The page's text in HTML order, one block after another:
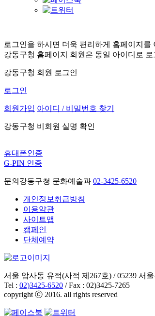
로그인을 하시면 더욱 편리하게 홈페이지를
강동구청 홈페이지 회원은 동일 아이디로
강동구청 회원 로그인
로그인
회원가입 아이디 / 비밀번호 찾기
강동구청 비회원 실명 확인
휴대폰인증
G-PIN 인증
문의 강동구청 문화예술과 02-3425-6520
개인정보취급방침
이용약관
사이트맵
캠페인
단체예약
서울 암사동 유적(사적 제267호) / 05239 서
Tel : 02)3425-6520 / Fax : 02)3425-7265
copyright ⓒ 2016. all rights reserved